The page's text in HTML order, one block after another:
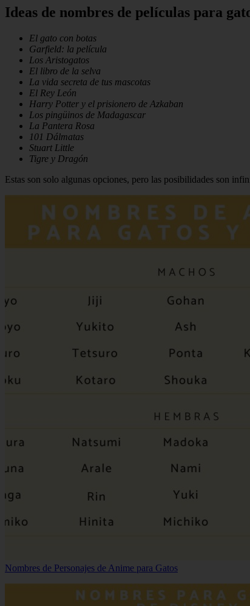
Ideas de nombres de películas para
El gato con botas
Garfield: la película
Los Aristogatos
El libro de la selva
La vida secreta de tus mascotas
El Rey León
Harry Potter y el prisionero de Azkaban
Los pingüinos de Madagascar
La Pantera Rosa
101 Dálmatas
Stuart Little
Tigre y Dragón
Estas son solo algunas opciones, pero las posibilidades son
Nombres de Personajes de Anime para Gatos